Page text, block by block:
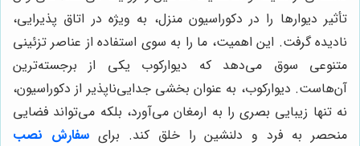
تأثیر دیوارها را در دکوراسیون منزل، به ویژه در اتاق پذیرایی،
نادیده گرفت. این اهمیت، ما را به سوی استفاده از عناصر تزئینی
متنوعی سوق می‌دهد که دیوارکوب یکی از برجسته‌ترین
آن‌هاست. دیوارکوب، به عنوان بخشی جدایی‌ناپذیر از دکوراسیون،
نه تنها زیبایی بصری را به ارمغان می‌آورد، بلکه می‌تواند فضایی
منحصر به فرد و دلنشین را خلق کند. برایسفارش نصب